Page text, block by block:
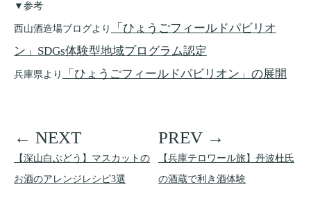
▼参考
西山酒造場ブログより
「ひょうごフィールドパビリオ
ン」SDGs体験型地域プログラム認定
兵庫県より 「ひょうごフィールドパビリオン」の展開
【深山白ぶどう】マスカットの
お酒のアレンジレシピ3選
【兵庫テロワール旅】丹波杜氏
の酒蔵で利き酒体験